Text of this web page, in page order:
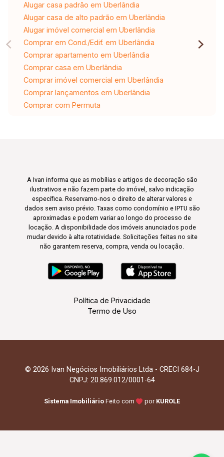
Alugar casa padrão em Uberlândia
Alugar casa de alto padrão em Uberlândia
Alugar imóvel comercial em Uberlândia
Comprar em Cond./Edif. em Uberlândia
Comprar apartamento em Uberlândia
Comprar casa em Uberlândia
Comprar imóvel comercial em Uberlândia
Comprar lançamentos em Uberlândia
Comprar com Permuta
A Ivan informa que as mobílias e artigos de decoração são
ilustrativos e não fazem parte do imóvel, salvo indicação
específica. Reservamo-nos o direito de alterar valores e
dados sem aviso prévio. Taxas como condomínio e IPTU são
aproximadas e podem variar ao longo do processo de
locação. A disponibilidade dos imóveis anunciados pode
mudar devido à alta rotatividade. Solicitações feitas no site
não garantem reserva, compra, venda ou locação.
Política de Privacidade
Termo de Uso
© 2026 Ivan Negócios Imobiliários Ltda - CRECI 684-J
CNPJ: 20.869.012/0001-64
Sistema Imobiliário Feito com por KUROLE